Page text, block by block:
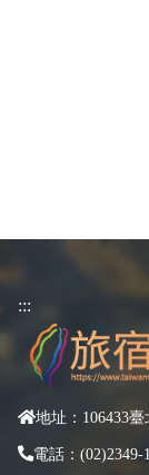
:::
地址：106433
電話：(02)2349-